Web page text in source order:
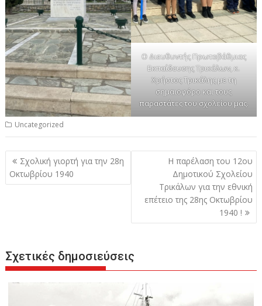
Ο Διευθυντής Πρωτοβάθμιας
Εκπαίδευσης Τρικάλων, κ.
Χρήστος Τρικάλης με τη
σημαιοφόρο και τους
παραστάτες του σχολείου μας.
Uncategorized
Πλοήγηση
άρθρων
Σχολική γιορτή για την 28η
Οκτωβρίου 1940
Η παρέλαση του 12ου
Δημοτικού Σχολείου
Τρικάλων για την εθνική
επέτειο της 28ης Οκτωβρίου
1940 !
Σχετικές δημοσιεύσεις